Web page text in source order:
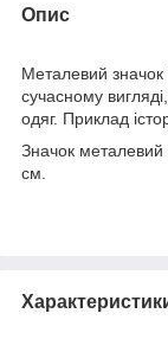
Опис
Металевий значок
сучасному
одяг. Приклад
Значок металевий
см.